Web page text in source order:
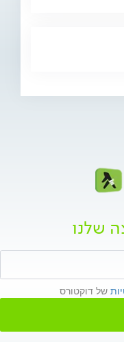
שלנו
של דוקטורס